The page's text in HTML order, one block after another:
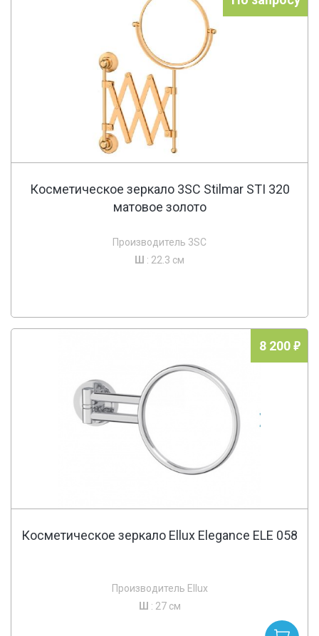
Косметическое зеркало 3SC Stilmar STI 320
матовое золото
Производитель 3SC
Ш : 22.3 см
8 200
Косметическое зеркало Ellux Elegance ELE 058
Производитель Ellux
Ш : 27 см